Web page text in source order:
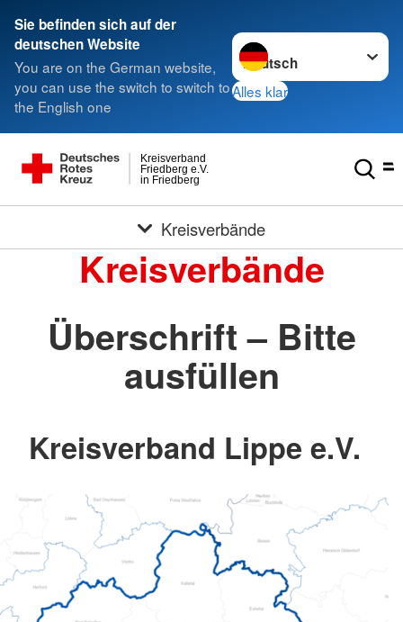
Sie befinden sich auf der
deutschen Website
You are on the German website,
you can use the switch to switch to
the English one
Sprache wechseln zu
Alles klar
in Friedberg
Friedberg e.V.
Kreisverband
Kreisverbände
Kreisverbände
Überschrift – Bitte
ausfüllen
Kreisverband Lippe e.V.